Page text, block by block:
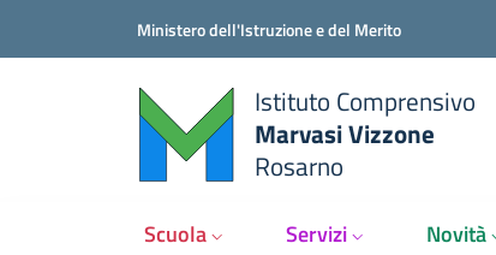
Ministero dell'Istruzione e del Merito
Istituto Comprensivo
Marvasi Vizzone
Rosarno
Scuola Servizi Novità